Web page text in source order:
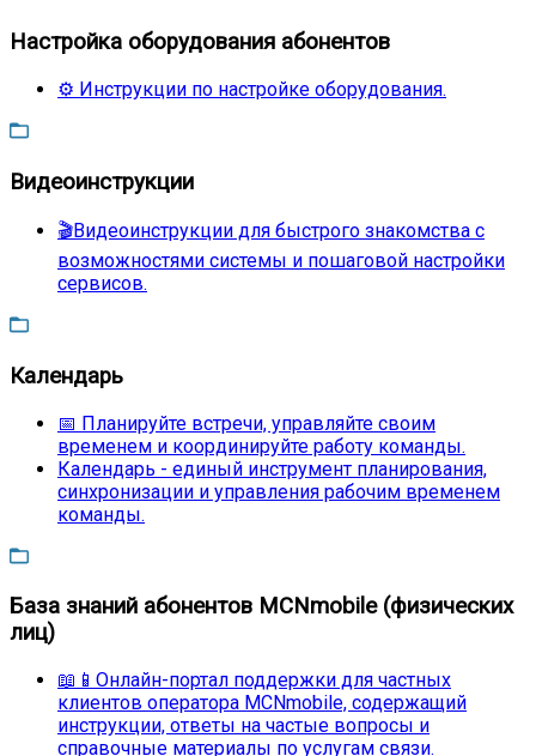
Настройка оборудования абонентов
⚙️ Инструкции по настройке оборудования.
Видеоинструкции
🎬Видеоинструкции для быстрого знакомства с
возможностями системы и пошаговой настройки
сервисов.
Календарь
📅 Планируйте встречи, управляйте своим
временем и координируйте работу команды.
Календарь - единый инструмент планирования,
синхронизации и управления рабочим временем
команды.
База знаний абонентов MCNmobile (физических
лиц)
📖📱Онлайн-портал поддержки для частных
клиентов оператора MCNmobile, содержащий
инструкции, ответы на частые вопросы и
справочные материалы по услугам связи.